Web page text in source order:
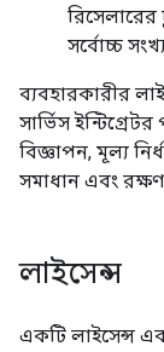
রিসেলারের
সর্বোচ্চ
ব্যবহারকারীর
সার্ভিস
বিজ্ঞাপন, মূল্য
সমাধান এবং
লাইসেন্স
একটি লাইসেন্স